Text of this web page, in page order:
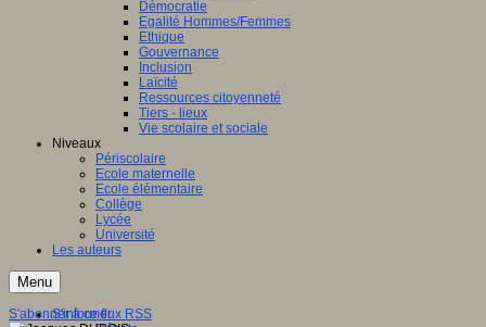
Démocratie
Egalité Hommes/Femmes
Ethique
Gouvernance
Inclusion
Laïcité
Ressources citoyenneté
Tiers - lieux
Vie scolaire et sociale
Niveaux
Périscolaire
Ecole maternelle
Ecole élémentaire
Collège
Lycée
Université
Les auteurs
Menu
S'informer
S'abonner à ce flux RSS